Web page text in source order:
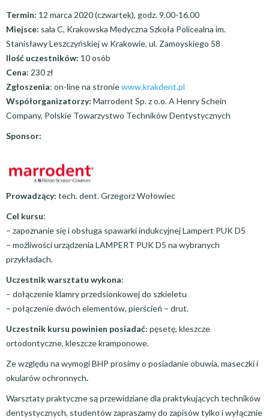
Termin: 12 marca 2020 (czwartek), godz. 9.00-16.00
Miejsce: sala C, Krakowska Medyczna Szkoła Policealna im.
Stanisławy Leszczyńskiej w Krakowie, ul. Zamoyskiego 58
Ilość uczestników: 10 osób
Cena: 230 zł
Zgłoszenia: on-line na stroniewww.krakdent.pl
Współorganizatorzy: Marrodent Sp. z o.o. A Henry Schein
Company, Polskie Towarzystwo Techników Dentystycznych
Sponsor:
Prowadzący: tech. dent. Grzegorz Wołowiec
Cel kursu:
– zapoznanie się i obsługa spawarki indukcyjnej Lampert PUK D5
– możliwości urządzenia LAMPERT PUK D5 na wybranych
przykładach.
Uczestnik warsztatu wykona:
– dołączenie klamry przedsionkowej do szkieletu
– połączenie dwóch elementów, pierścień – drut.
Uczestnik kursu powinien posiadać: pęsetę, kleszcze
ortodontyczne, kleszcze kramponowe.
Ze względu na wymogi BHP prosimy o posiadanie obuwia, maseczki i
okularów ochronnych.
Warsztaty praktyczne są przewidziane dla praktykujących techników
dentystycznych, studentów zapraszamy do zapisów tylko i wyłącznie